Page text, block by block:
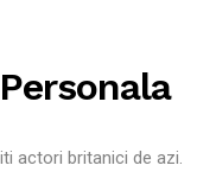
actori britanici de azi.